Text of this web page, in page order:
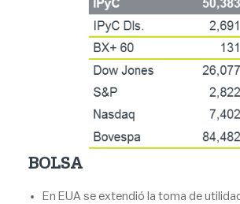
BOLSA
En EUA se extendió la toma de